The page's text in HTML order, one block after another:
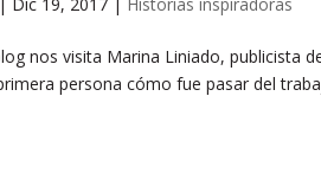
nos visita Marina Liniado, publicista
persona cómo fue pasar del